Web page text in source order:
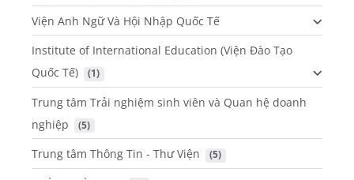
Viện Anh Ngữ Và Hội Nhập Quốc Tế
Institute of International Education (Viện Đào Tạo
Quốc Tế)
(1)
Trung tâm Trải nghiệm sinh viên và Quan hệ doanh
nghiệp
(5)
Trung tâm Thông Tin - Thư Viện (5)